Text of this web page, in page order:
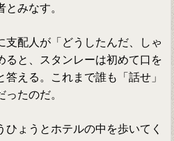
みなす。
支配人が「どうしたんだ、しゃ
ると、スタンレーは初めて口を
える。これまで誰も「話せ」
たのだ。
ょうとホテルの中を歩いてく